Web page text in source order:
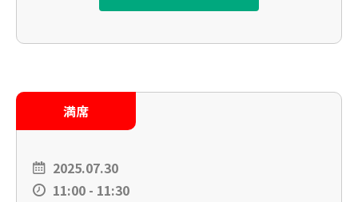
満席
2025.07.30
11:00 - 11:30